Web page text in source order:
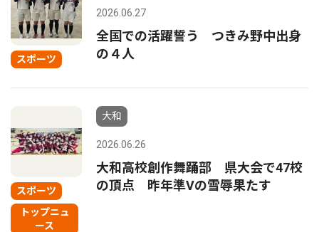
スポーツ
2026.06.27
全国での活躍誓う つきみ野中出身
の４人
スポーツ
トップニュ
ース
大和
2026.06.26
大和高校創作舞踊部 県大会で47校
の頂点 昨年準Vの雪辱果たす